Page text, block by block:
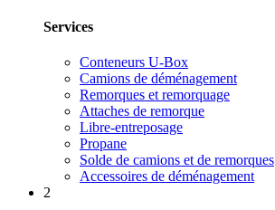
Services
Conteneurs U-Box
Camions de déménagement
Remorques et remorquage
Attaches de remorque
Libre-entreposage
Propane
Solde de camions et de remorques
Accessoires de déménagement
2